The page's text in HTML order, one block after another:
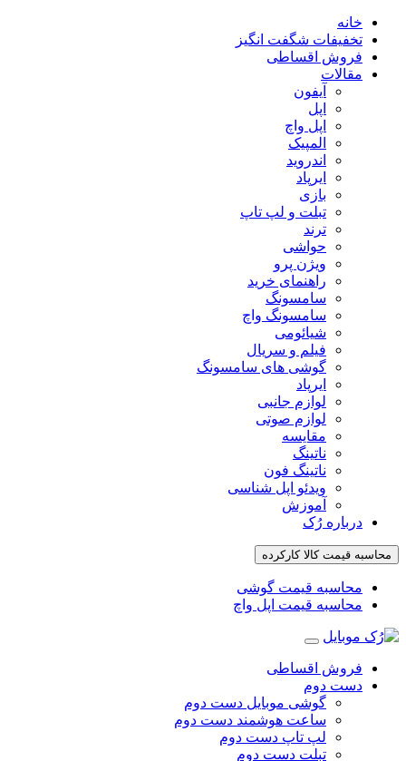
خانه
تخفیفات شگفت انگیز
فروش اقساطی
مقالات
آیفون
اپل
اپل واچ
المپیک
اندروید
ایرپاد
بازی
تبلت و لپ تاپ
ترند
حواشی
ویژن پرو
راهنمای خرید
سامسونگ
سامسونگ واچ
شیائومی
فیلم و سریال
گوشی های سامسونگ
ایرپاد
لوازم جانبی
لوازم صوتی
مقایسه
ناتینگ
ناتینگ فون
ویدئو اپل شناسی
آموزش
درباره رُک‌
محاسبه قیمت کالا کارکرده
محاسبه قیمت گوشی
محاسبه قیمت اپل واچ
فروش اقساطی
دست دوم
گوشی موبایل دست دوم
ساعت هوشمند دست دوم
لپ تاپ دست دوم
تبلت دست دوم